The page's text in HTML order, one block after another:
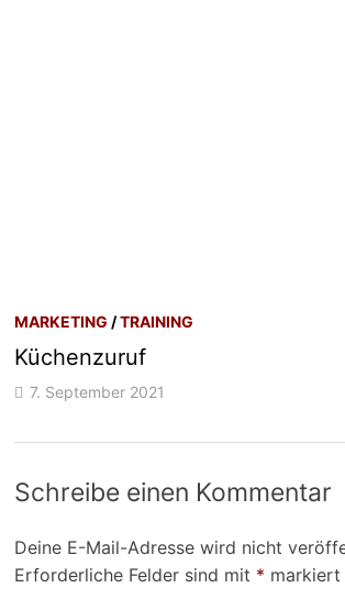
MARKETING /TRAINING
Küchenzuruf
7. September 2021
Schreibe einen Kommentar
Deine E-Mail-Adresse wird nicht
Erforderliche Felder sind mit * markiert